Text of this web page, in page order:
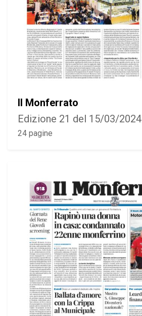
Il Monferrato
Edizione 21 del 15/03/2024
24 pagine